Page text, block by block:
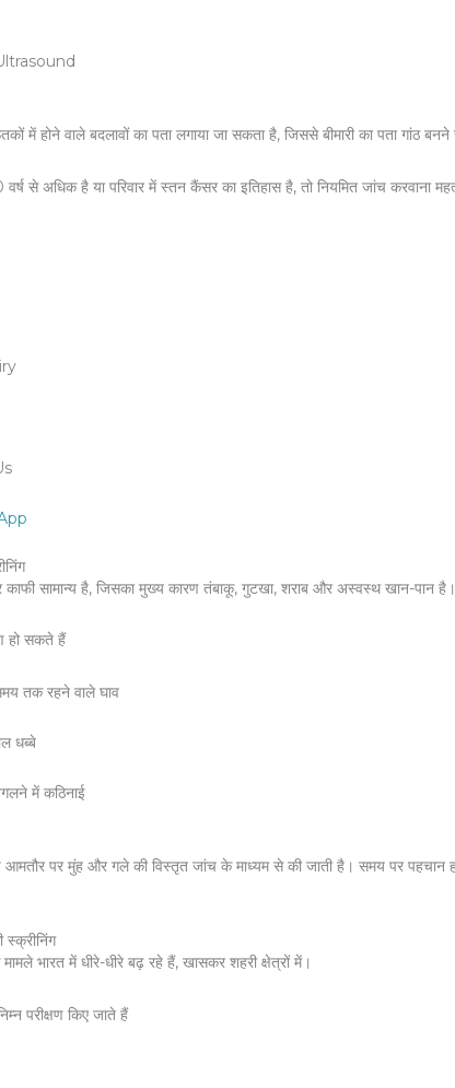
में होने वाले बदलावों का पता लगाया जा सकता है, जिससे बीमारी का पता गांठ
से अधिक है या परिवार में स्तन कैंसर का इतिहास है, तो नियमित जांच करवाना
सामान्य है, जिसका मुख्य कारण तंबाकू, गुटखा, शराब और अस्वस्थ खान-पान है।
हो सकते हैं
तक रहने वाले घाव
धब्बे
में कठिनाई
पर मुंह और गले की विस्तृत जांच के माध्यम से की जाती है। समय पर पहचान
भारत में धीरे-धीरे बढ़ रहे हैं, खासकर शहरी क्षेत्रों में।
परीक्षण किए जाते हैं